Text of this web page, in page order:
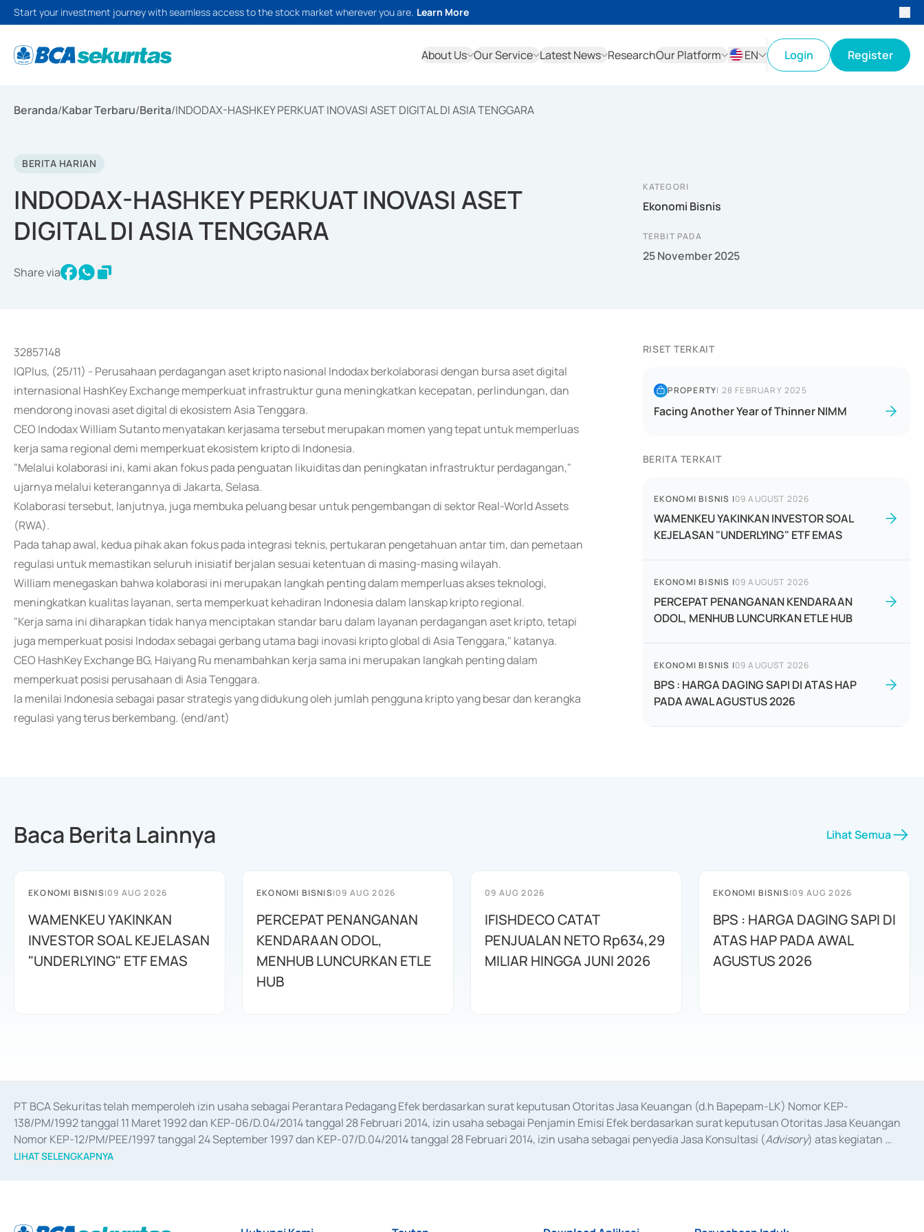
Start your investment journey with seamless access to the stock market wherever you are. Learn More
About Us Our Service Latest News ResearchOur Platform
EN
Login Register
Beranda/Kabar Terbaru/Berita/INDODAX-HASHKEY PERKUAT INOVASI ASET DIGITAL DI ASIA TENGGARA
BERITA HARIAN
INDODAX-HASHKEY PERKUAT INOVASI ASET
DIGITAL DI ASIA TENGGARA
Share via
KATEGORI
Ekonomi Bisnis
TERBIT PADA
25 November 2025
32857148
IQPlus, (25/11) - Perusahaan perdagangan aset kripto nasional Indodax berkolaborasi dengan bursa aset digital
internasional HashKey Exchange memperkuat infrastruktur guna meningkatkan kecepatan, perlindungan, dan
mendorong inovasi aset digital di ekosistem Asia Tenggara.
CEO Indodax William Sutanto menyatakan kerjasama tersebut merupakan momen yang tepat untuk memperluas
kerja sama regional demi memperkuat ekosistem kripto di Indonesia.
"Melalui kolaborasi ini, kami akan fokus pada penguatan likuiditas dan peningkatan infrastruktur perdagangan,"
ujarnya melalui keterangannya di Jakarta, Selasa.
Kolaborasi tersebut, lanjutnya, juga membuka peluang besar untuk pengembangan di sektor Real-World Assets
(RWA).
Pada tahap awal, kedua pihak akan fokus pada integrasi teknis, pertukaran pengetahuan antar tim, dan pemetaan
regulasi untuk memastikan seluruh inisiatif berjalan sesuai ketentuan di masing-masing wilayah.
William menegaskan bahwa kolaborasi ini merupakan langkah penting dalam memperluas akses teknologi,
meningkatkan kualitas layanan, serta memperkuat kehadiran Indonesia dalam lanskap kripto regional.
"Kerja sama ini diharapkan tidak hanya menciptakan standar baru dalam layanan perdagangan aset kripto, tetapi
juga memperkuat posisi Indodax sebagai gerbang utama bagi inovasi kripto global di Asia Tenggara," katanya.
CEO HashKey Exchange BG, Haiyang Ru menambahkan kerja sama ini merupakan langkah penting dalam
memperkuat posisi perusahaan di Asia Tenggara.
Ia menilai Indonesia sebagai pasar strategis yang didukung oleh jumlah pengguna kripto yang besar dan kerangka
regulasi yang terus berkembang. (end/ant)
RISET TERKAIT
PROPERTY| 28 FEBRUARY 2025
Facing Another Year of Thinner NIMM
BERITA TERKAIT
EKONOMI BISNIS |09 AUGUST 2026
WAMENKEU YAKINKAN INVESTOR SOAL
KEJELASAN "UNDERLYING" ETF EMAS
EKONOMI BISNIS |09 AUGUST 2026
PERCEPAT PENANGANAN KENDARAAN
ODOL, MENHUB LUNCURKAN ETLE HUB
EKONOMI BISNIS |09 AUGUST 2026
BPS : HARGA DAGING SAPI DI ATAS HAP
PADA AWAL AGUSTUS 2026
Baca Berita Lainnya Lihat Semua
EKONOMI BISNIS|09 AUG 2026
WAMENKEU YAKINKAN
INVESTOR SOAL KEJELASAN
"UNDERLYING" ETF EMAS
EKONOMI BISNIS|09 AUG 2026
PERCEPAT PENANGANAN
KENDARAAN ODOL,
MENHUB LUNCURKAN ETLE
HUB
09 AUG 2026
IFISHDECO CATAT
PENJUALAN NETO Rp634,29
MILIAR HINGGA JUNI 2026
EKONOMI BISNIS|09 AUG 2026
BPS : HARGA DAGING SAPI DI
ATAS HAP PADA AWAL
AGUSTUS 2026
PT BCA Sekuritas telah memperoleh izin usaha sebagai Perantara Pedagang Efek berdasarkan surat keputusan Otoritas Jasa Keuangan (d.h Bapepam-LK) Nomor KEP-
138/PM/1992 tanggal 11 Maret 1992 dan KEP-06/D.04/2014 tanggal 28 Februari 2014, izin usaha sebagai Penjamin Emisi Efek berdasarkan surat keputusan Otoritas Jasa Keuangan
Nomor KEP-12/PM/PEE/1997 tanggal 24 September 1997 dan KEP-07/D.04/2014 tanggal 28 Februari 2014, izin usaha sebagai penyedia Jasa Konsultasi (Advisory) atas kegiatan
merger, akuisisi, divestasi, dan
LIHAT SELENGKAPNYA